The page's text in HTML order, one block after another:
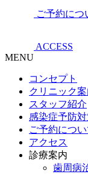
ご予約につ
ACCESS
MENU
コンセプト
クリニック
スタッフ紹介
感染症予防
ご予約につい
アクセス
診療案内
歯周病